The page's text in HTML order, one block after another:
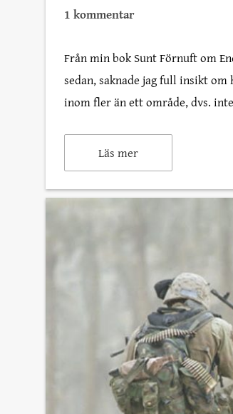
1 kommentar
Från min bok Sunt Förnuft om
sedan, saknade jag full insikt
inom fler än ett område, dvs.
Läs mer